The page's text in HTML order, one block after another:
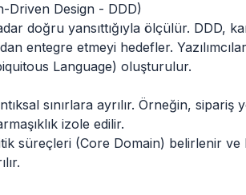
Driven Design - DDD)
doğru yansıttığıyla ölçülür. DDD,
entegre etmeyi hedefler.
Language) oluşturulur.
sınırlara ayrılır. Örneğin, sipariş
izole edilir.
süreçleri (Core Domain) belirlenir